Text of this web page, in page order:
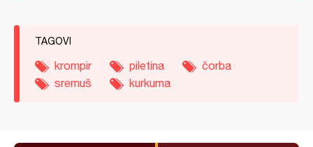
TAGOVI
krompir piletina
čorba
sremuš
kurkuma